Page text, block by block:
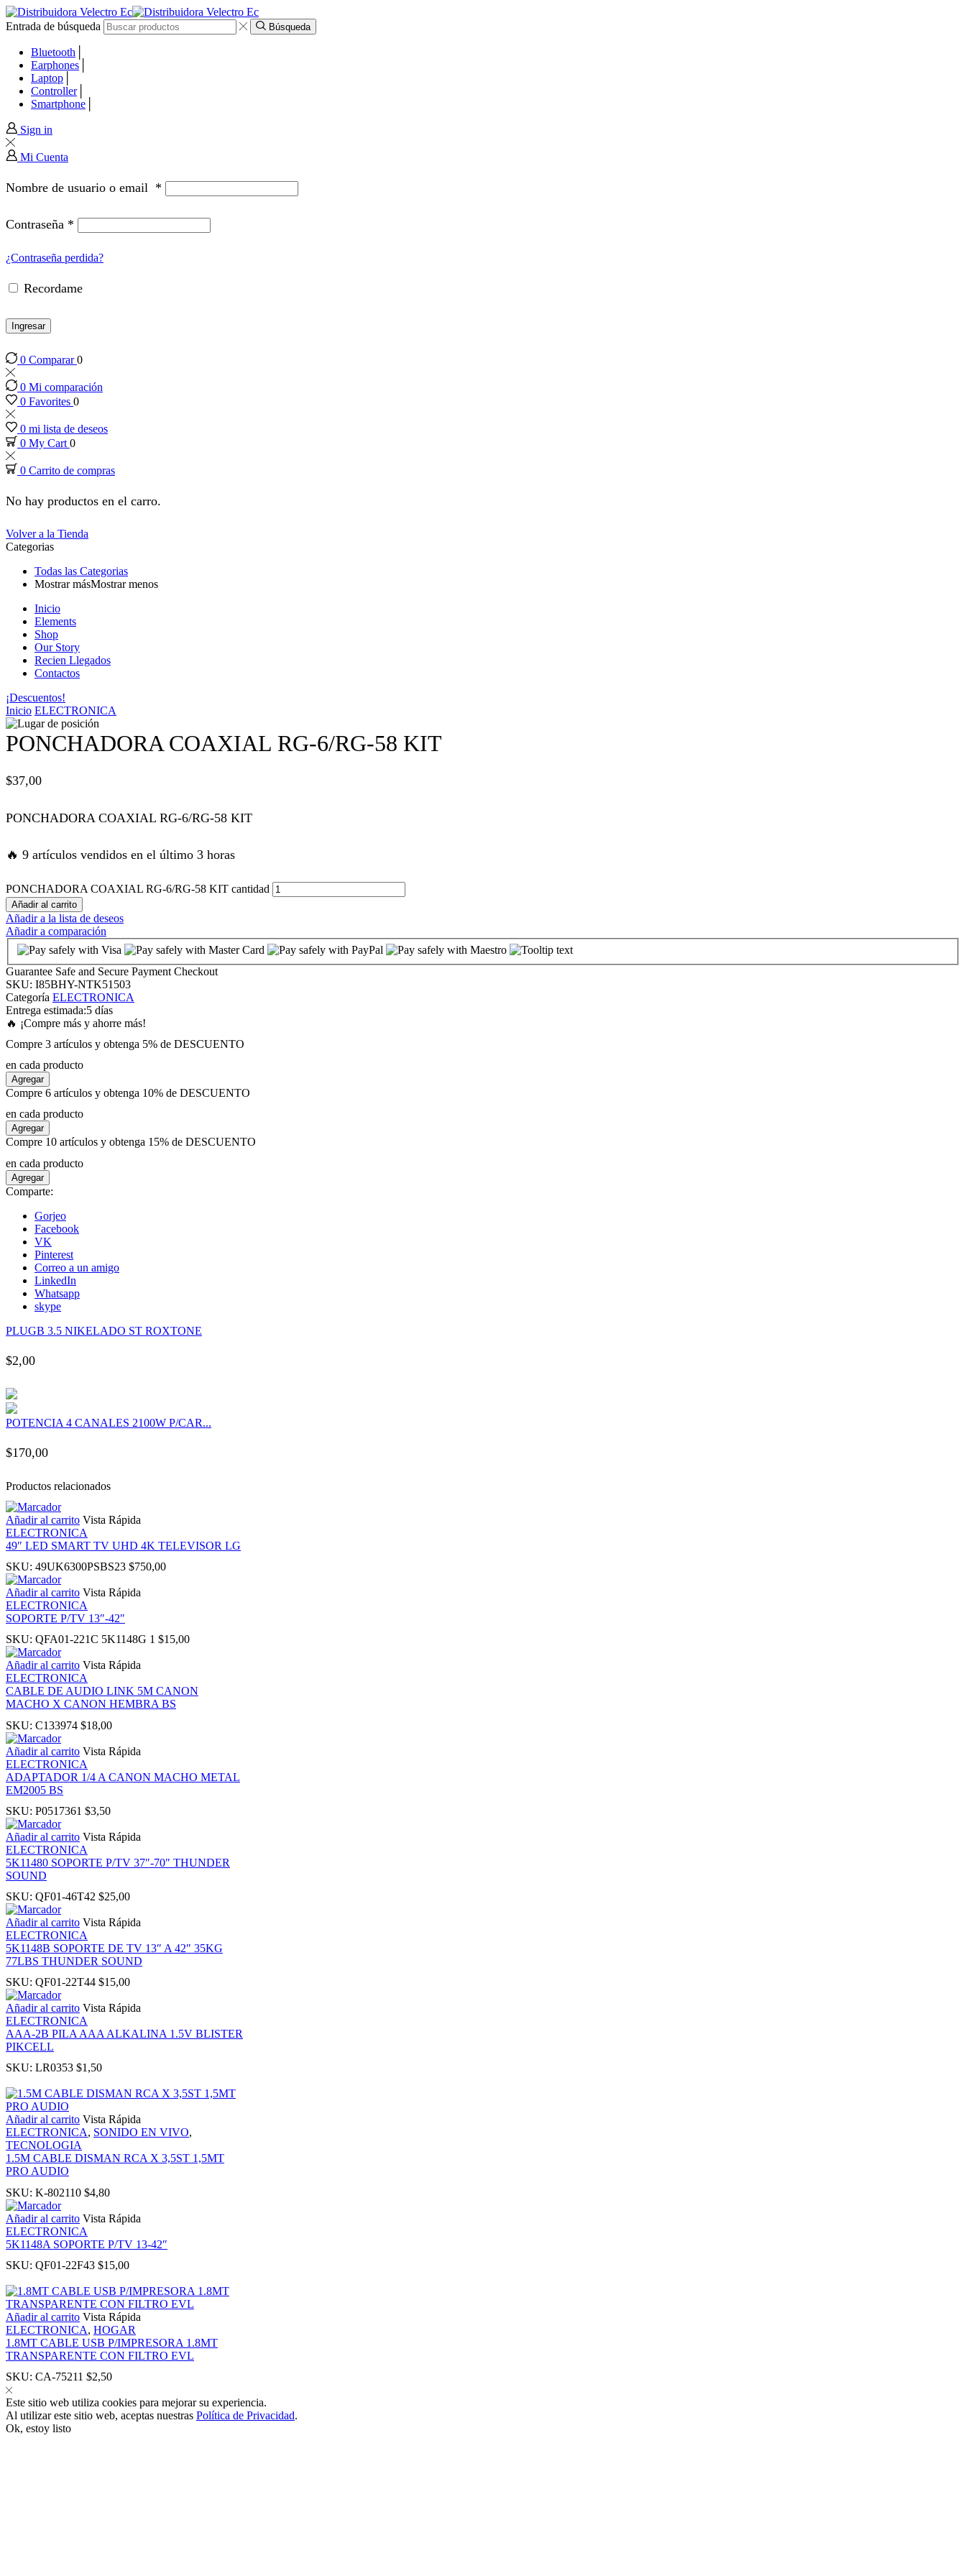
al
al
Entrada de búsqueda Búsqueda
Bluetooth
Earphones
Laptop
Controller
Smartphone
Sign in
Mi Cuenta
Nombre de usuario o email *
Contraseña *
¿Contraseña perdida?
Recordame
Ingresar
0 Comparar0
0 Mi comparación
0 Favorites 0
0 mi lista de deseos
0 My Cart 0
0 Carrito de compras
No hay productos en el carro.
Volver a la Tienda
Categorias
Todas las Categorias
Mostrar másMostrar menos
Inicio
Elements
Shop
Our Story
Recien Llegados
Contactos
¡Descuentos!
Inicio ELECTRONICA
PONCHADORA COAXIAL RG-6/RG-58 KIT
$37,00
PONCHADORA COAXIAL RG-6/RG-58 KIT
🔥 9 artículos vendidos en el último 3 horas
PONCHADORA COAXIAL RG-6/RG-58 KIT cantidad
Añadir al carrito
Añadir a la lista de deseos
Añadir a comparación
Guarantee Safe and Secure Payment Checkout
SKU: I85BHY-NTK51503
Categoría ELECTRONICA
Entrega estimada:5 días
🔥 ¡Compre más y ahorre más!
Compre 3 artículos y obtenga 5% de DESCUENTO
en cada producto
Agregar
Compre 6 artículos y obtenga 10% de DESCUENTO
en cada producto
Agregar
Compre 10 artículos y obtenga 15% de DESCUENTO
en cada producto
Agregar
Comparte:
Gorjeo
Facebook
VK
Pinterest
Correo a un amigo
LinkedIn
Whatsapp
skype
PLUGB 3.5 NIKELADO ST ROXTONE
$2,00
POTENCIA 4 CANALES 2100W P/CAR...
$170,00
Productos relacionados
Añadir al carrito Vista Rápida
ELECTRONICA
49″ LED SMART TV UHD 4K TELEVISOR LG
SKU: 49UK6300PSBS23 $750,00
Añadir al carrito Vista Rápida
ELECTRONICA
SOPORTE P/TV 13″-42″
SKU: QFA01-221C 5K1148G 1 $15,00
Añadir al carrito Vista Rápida
ELECTRONICA
CABLE DE AUDIO LINK 5M CANON
MACHO X CANON HEMBRA BS
SKU: C133974 $18,00
Añadir al carrito Vista Rápida
ELECTRONICA
ADAPTADOR 1/4 A CANON MACHO METAL
EM2005 BS
SKU: P0517361 $3,50
Añadir al carrito Vista Rápida
ELECTRONICA
5K11480 SOPORTE P/TV 37″-70″ THUNDER
SOUND
SKU: QF01-46T42 $25,00
Añadir al carrito Vista Rápida
ELECTRONICA
5K1148B SOPORTE DE TV 13″ A 42″ 35KG
77LBS THUNDER SOUND
SKU: QF01-22T44 $15,00
Añadir al carrito Vista Rápida
ELECTRONICA
AAA-2B PILA AAA ALKALINA 1.5V BLISTER
PIKCELL
SKU: LR0353 $1,50
Añadir al carrito Vista Rápida
ELECTRONICA, SONIDO EN VIVO,
TECNOLOGIA
1.5M CABLE DISMAN RCA X 3,5ST 1,5MT
PRO AUDIO
SKU: K-802110 $4,80
Añadir al carrito Vista Rápida
ELECTRONICA
5K1148A SOPORTE P/TV 13-42″
SKU: QF01-22F43 $15,00
Añadir al carrito Vista Rápida
ELECTRONICA, HOGAR
1.8MT CABLE USB P/IMPRESORA 1.8MT
TRANSPARENTE CON FILTRO EVL
SKU: CA-75211 $2,50
Este sitio web utiliza cookies para mejorar su experiencia.
Al utilizar este sitio web, aceptas nuestras Política de Privacidad.
Ok, estoy listo